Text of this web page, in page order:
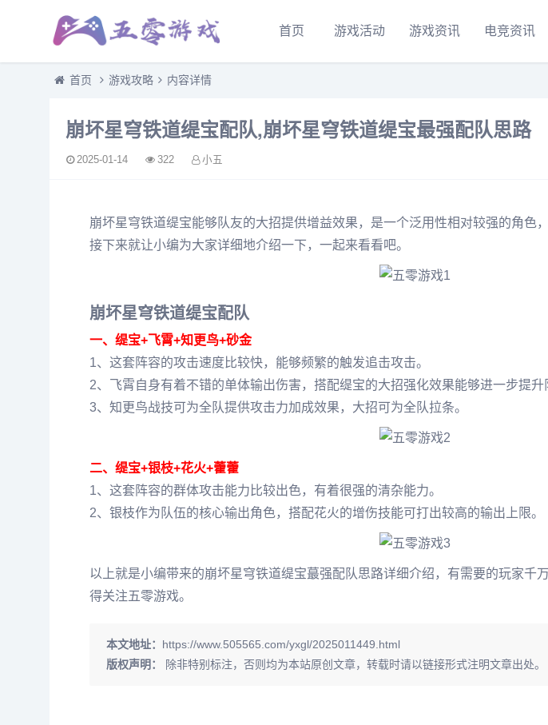
首页 游戏活动 游戏资讯 电竞资讯
首页 游戏攻略 内容详情
崩坏星穹铁道缇宝配队,崩坏星穹铁道缇宝最强配队思路
2025-01-14 322 小五
崩坏星穹铁道缇宝能够队友的大招提供增益效果，是一个泛用性相对较强的角色
接下来就让小编为大家详细地介绍一下，一起来看看吧。
崩坏星穹铁道缇宝配队
一、缇宝+飞霄+知更鸟+砂金
1、这套阵容的攻击速度比较快，能够频繁的触发追击攻击。
2、飞霄自身有着不错的单体输出伤害，搭配缇宝的大招强化效果能够进一步提升
3、知更鸟战技可为全队提供攻击力加成效果，大招可为全队拉条。
二、缇宝+银枝+花火+藿藿
1、这套阵容的群体攻击能力比较出色，有着很强的清杂能力。
2、银枝作为队伍的核心输出角色，搭配花火的增伤技能可打出较高的输出上限。
以上就是小编带来的崩坏星穹铁道缇宝蕞强配队思路详细介绍，有需要的玩家千
得关注五零游戏。
本文地址： https://www.505565.com/yxgl/2025011449.html
版权声明：
除非特别标注，否则均为本站原创文章，转载时请以链接形式注明文章出处。